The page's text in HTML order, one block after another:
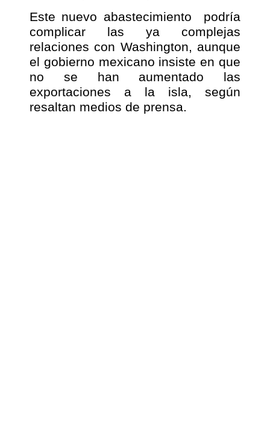
Este nuevo abastecimiento
podría
complicar las ya complejas
relaciones con Washington, aunque
el gobierno mexicano insiste en que
no se han aumentado las
exportaciones a la isla, según
resaltan medios de prensa.